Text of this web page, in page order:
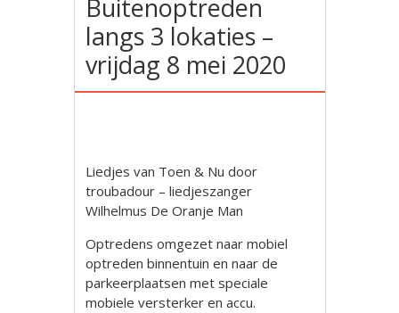
Buitenoptreden
langs 3 lokaties –
vrijdag 8 mei 2020
Liedjes van Toen & Nu door
troubadour – liedjeszanger
Wilhelmus De Oranje Man
Optredens omgezet naar mobiel
optreden binnentuin en naar de
parkeerplaatsen met speciale
mobiele versterker en accu.